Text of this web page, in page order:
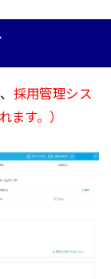
採用管理シス
ます。）